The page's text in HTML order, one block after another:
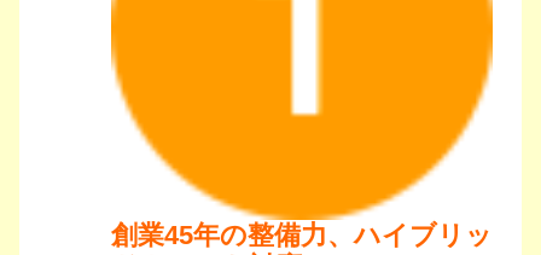
創業45年の整備力、ハイブリッ